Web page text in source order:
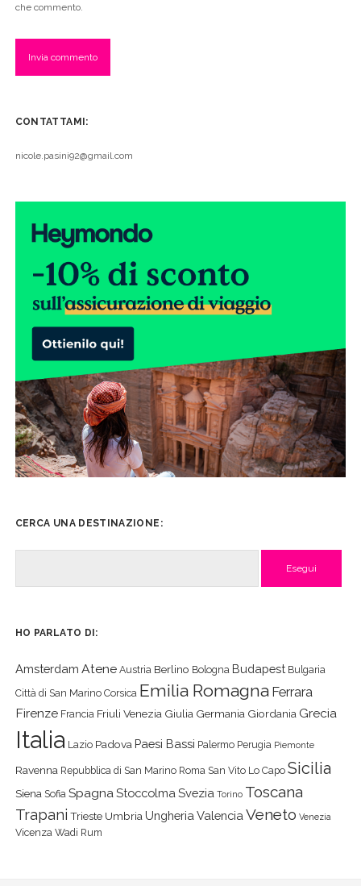
che commento.
CONTATTAMI:
nicole.pasini92@gmail.com
CERCA UNA DESTINAZIONE:
HO PARLATO DI:
Amsterdam Atene Austria Berlino Bologna Budapest Bulgaria
Città di San Marino Corsica Emilia Romagna Ferrara
Firenze Francia Friuli Venezia Giulia Germania Giordania Grecia
Italia Lazio Padova Paesi Bassi Palermo Perugia Piemonte
Ravenna Repubblica di San Marino Roma San Vito Lo Capo Sicilia
Siena Sofia SpagnaStoccolma Svezia Torino Toscana
Trapani Trieste Umbria Ungheria Valencia Veneto Venezia
Vicenza Wadi Rum